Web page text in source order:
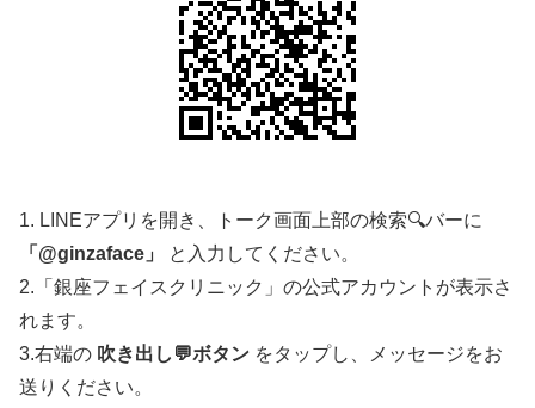
1. LINEアプリを開き、トーク画面上部の検索🔍バーに
「@ginzaface」
と入力してください。
2.「銀座フェイスクリニック」の公式アカウントが表示さ
れます。
3.右端の 吹き出し💬ボタン をタップし、メッセージをお
送りください。